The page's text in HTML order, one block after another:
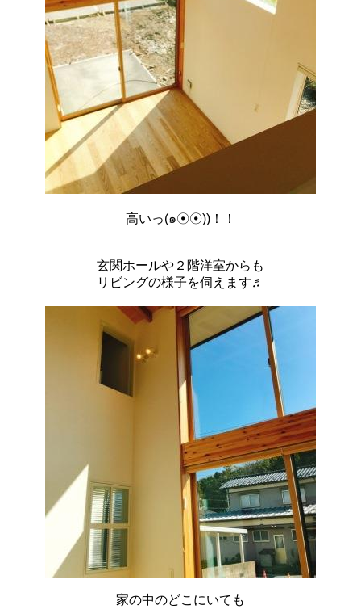
高いっ(๑☉☉))！！
玄関ホールや２階洋室からも
リビングの様子を伺えます♬
家の中のどこにいても